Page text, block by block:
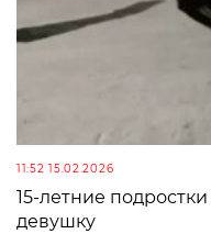
11:52 15.02.2026
15-летние
девушку